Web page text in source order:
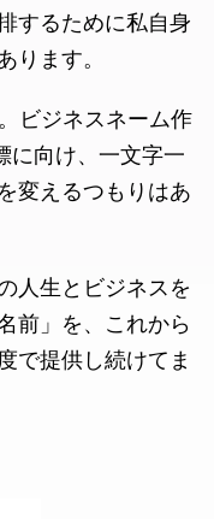
するために私自身
ります。
ビジネスネーム作
に向け、一文字一
変えるつもりはあ
人生とビジネスを
前」を、これから
で提供し続けてま